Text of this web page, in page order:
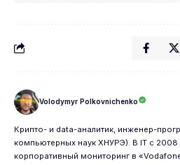
Volodymyr Polkovnichenko
Крипто- и data-аналитик, инженер-
компьютерных наук ХНУРЭ). В IT с 2008
корпоративный мониторинг в